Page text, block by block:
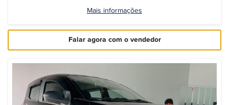
Mais informações
Falar agora com o vendedor